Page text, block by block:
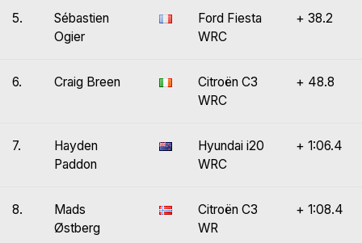
5.
Sébastien
Ogier
Ford Fiesta
WRC
+ 38.2
6. Craig Breen
Citroën C3
WRC
+ 48.8
7.
Hayden
Paddon
Hyundai i20
WRC
+ 1:06.4
8.
Mads
Østberg
Citroën C3
WR
+ 1:08.4